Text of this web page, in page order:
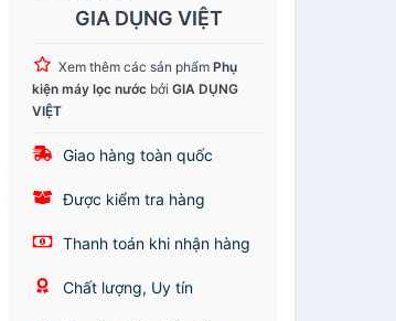
GIA DỤNG VIỆT
Xem thêm các sản phẩmPhụ
kiện máy lọc nước bởiGIA DỤNG
VIỆT
Giao hàng toàn quốc
Được kiểm tra hàng
Thanh toán khi nhận hàng
Chất lượng, Uy tín